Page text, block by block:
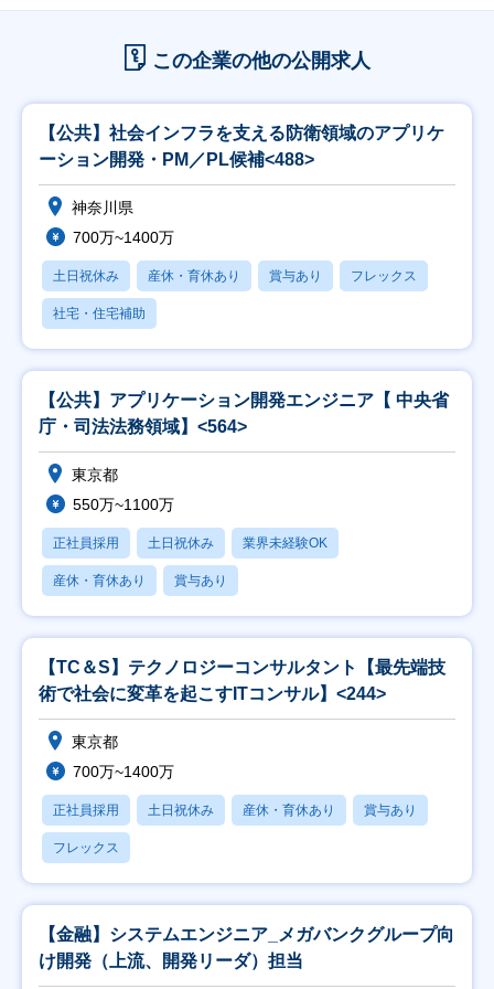
この企業の他の公開求人
【公共】社会インフラを支える防衛領域のアプリケ
ーション開発・PM／PL候補<488>
神奈川県
700万~1400万
土日祝休み 産休・育休あり 賞与あり フレックス
社宅・住宅補助
【公共】アプリケーション開発エンジニア【 中央省
庁・司法法務領域】<564>
東京都
550万~1100万
正社員採用 土日祝休み 業界未経験OK
産休・育休あり 賞与あり
【TC＆S】テクノロジーコンサルタント【最先端技
術で社会に変革を起こすITコンサル】<244>
東京都
700万~1400万
正社員採用 土日祝休み 産休・育休あり 賞与あり
フレックス
【金融】システムエンジニア_メガバンクグループ向
け開発（上流、開発リーダ）担当